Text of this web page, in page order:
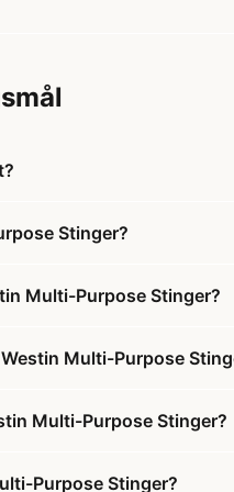
Stinger?
Multi-Purpose Stinger?
Multi-Purpose
Multi-Purpose Stinger?
Purpose Stinger?